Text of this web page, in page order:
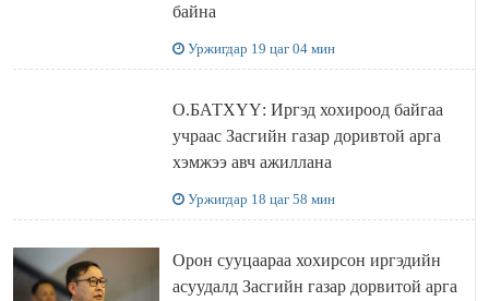
байна
Уржигдар 19 цаг 04 мин
О.БАТХҮҮ: Иргэд хохироод байгаа
учраас Засгийн газар доривтой арга
хэмжээ авч ажиллана
Уржигдар 18 цаг 58 мин
Орон сууцаараа хохирсон иргэдийн
асуудалд Засгийн газар дорвитой арга